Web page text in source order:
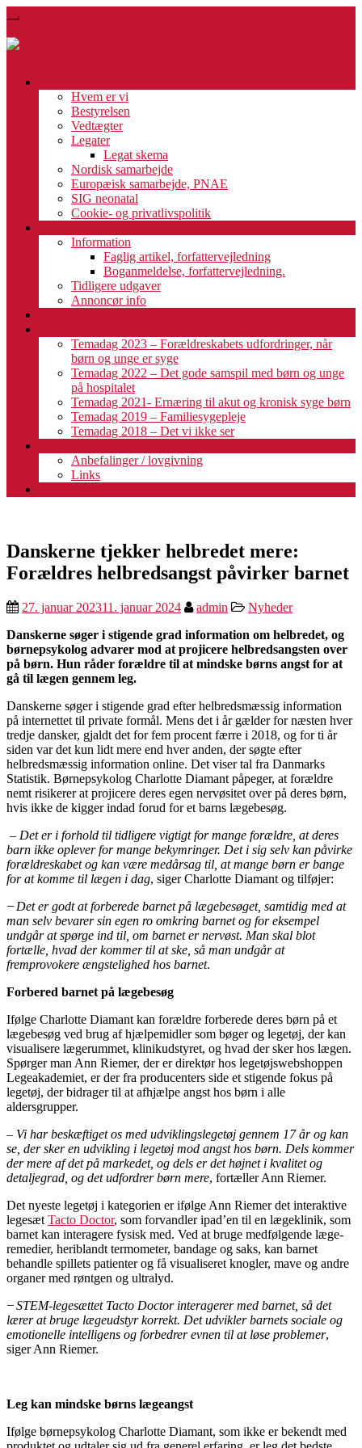
Skip
main
Toggle
navigation
Hvem er vi
Bestyrelsen
Vedtægter
Legater
Legat skema
Nordisk samarbejde
Europæisk samarbejde, PNAE
SIG neonatal
Cookie- og privatlivspolitik
Information
Faglig artikel, forfattervejledning
Boganmeldelse, forfattervejledning.
Tidligere udgaver
Annoncør info
Temadag 2023 – Forældreskabets udfordringer, når
børn og unge er syge
Temadag 2022 – Det gode samspil med børn og unge
på hospitalet
Temadag 2021- Ernæring til akut og kronisk syge børn
Temadag 2019 – Familiesygepleje
Temadag 2018 – Det vi ikke ser
Anbefalinger / lovgivning
Links
Danskerne tjekker helbredet mere:
Forældres helbredsangst påvirker barnet
27. januar 202311. januar 2024 admin
Nyheder
Danskerne søger i stigende grad information om helbredet, og
børnepsykolog advarer mod at projicere helbredsangsten over
på børn. Hun råder forældre til at mindske børns angst for at
gå til lægen gennem leg.
Danskerne søger i stigende grad efter helbredsmæssig information
på internettet til private formål. Mens det i år gælder for næsten hver
tredje dansker, gjaldt det for fem procent færre i 2018, og for ti år
siden var det kun lidt mere end hver anden, der søgte efter
helbredsmæssig information online. Det viser tal fra Danmarks
Statistik. Børnepsykolog Charlotte Diamant påpeger, at forældre
nemt risikerer at projicere deres egen nervøsitet over på deres børn,
hvis ikke de kigger indad forud for et barns lægebesøg.
– Det er i forhold til tidligere vigtigt for mange forældre, at deres
barn ikke oplever for mange bekymringer. Det i sig selv kan påvirke
forældreskabet og kan være medårsag til, at mange børn er bange
for at komme til lægen i dag, siger Charlotte Diamant og tilføjer:
Det er godt at forberede barnet på lægebesøget, samtidig med at
man selv bevarer sin egen ro omkring barnet og for eksempel
undgår at spørge ind til, om barnet er nervøst. Man skal blot
fortælle, hvad der kommer til at ske, så man undgår at
fremprovokere ængstelighed hos barnet.
Forbered barnet på lægebesøg
Ifølge Charlotte Diamant kan forældre forberede deres børn på et
lægebesøg ved brug af hjælpemidler som bøger og legetøj, der kan
visualisere lægerummet, klinikudstyret, og hvad der sker hos lægen.
Spørger man Ann Riemer, der er direktør hos legetøjswebshoppen
Legeakademiet, er der fra producenters side et stigende fokus på
legetøj, der bidrager til at afhjælpe angst hos børn i alle
aldersgrupper.
– Vi har beskæftiget os med udviklingslegetøj gennem 17 år og kan
se, der sker en udvikling i legetøj mod angst hos børn. Dels kommer
der mere af det på markedet, og dels er det højnet i kvalitet og
detaljegrad , og det udfordrer børn mere, fortæller Ann Riemer.
Det nyeste legetøj i kategorien er ifølge Ann Riemer det interaktive
legesæt Tacto Doctor, som forvandler ipad’en til en lægeklinik, som
barnet kan interagere fysisk med. Ved at bruge medfølgende læge-
remedier, heriblandt termometer, bandage og saks, kan barnet
behandle spillets patienter og få visualiseret knogler, mave og andre
organer med røntgen og ultralyd.
STEM-legesættet Tacto Doctor interagerer med barnet, så det
lærer at bruge lægeudstyr korrekt. Det udvikler barnets sociale og
emotionelle intelligens og forbedrer evnen til at løse problemer,
siger Ann Riemer.
Leg kan mindske børns lægeangst
Ifølge børnepsykolog Charlotte Diamant, som ikke er bekendt med